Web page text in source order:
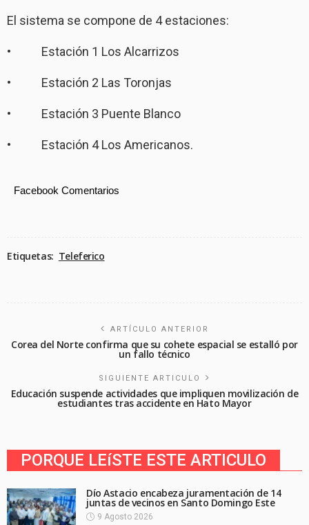
El sistema se compone de 4 estaciones:
• Estación 1 Los Alcarrizos
• Estación 2 Las Toronjas
• Estación 3 Puente Blanco
• Estación 4 Los Americanos.
Facebook Comentarios
Etiquetas: Teleferico
ARTÍCULO ANTERIOR
Corea del Norte confirma que su cohete espacial se estalló por
un fallo técnico
SIGUIENTE ARTICULO
Educación suspende actividades que impliquen movilización de
estudiantes tras accidente en Hato Mayor
PORQUE LEíSTE ESTE ARTICULO
Dío Astacio encabeza juramentación de 14
juntas de vecinos en Santo Domingo Este
9 Agosto 2026